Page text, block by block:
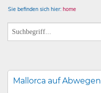
Sie befinden sich hier: home
Mallorca auf Abwegen